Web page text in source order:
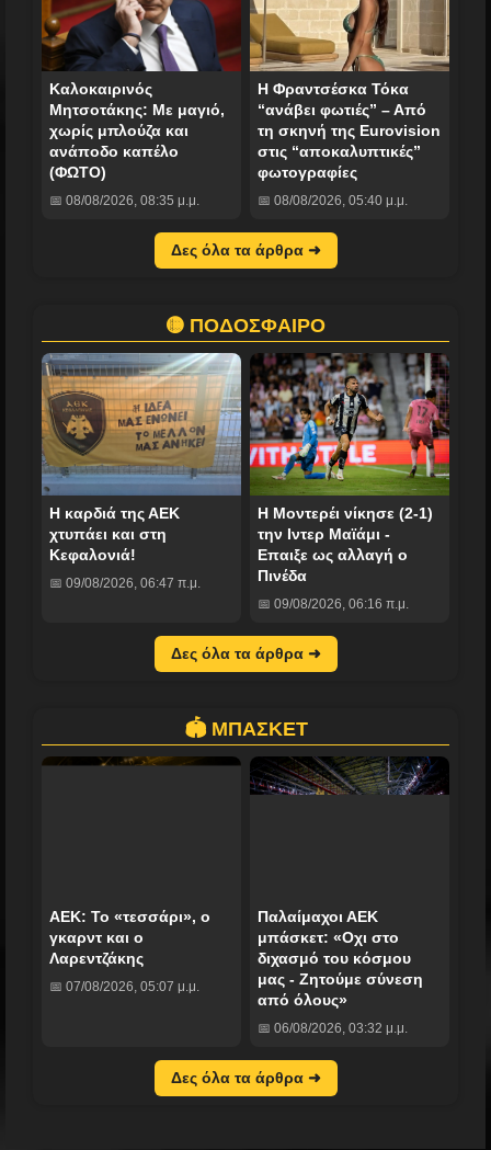
Καλοκαιρινός
Μητσοτάκης: Με μαγιό,
χωρίς μπλούζα και
ανάποδο καπέλο
(ΦΩΤΟ)
📅 08/08/2026, 08:35 μ.μ.
Η Φραντσέσκα Τόκα
“ανάβει φωτιές” – Από
τη σκηνή της Eurovision
στις “αποκαλυπτικές”
φωτογραφίες
📅 08/08/2026, 05:40 μ.μ.
Δες όλα τα άρθρα ➜
🟡 ΠΟΔΟΣΦΑΙΡΟ
Η καρδιά της ΑΕΚ
χτυπάει και στη
Κεφαλονιά!
📅 09/08/2026, 06:47 π.μ.
Η Μοντερέι νίκησε (2-1)
την Ιντερ Μαϊάμι -
Επαιξε ως αλλαγή ο
Πινέδα
📅 09/08/2026, 06:16 π.μ.
Δες όλα τα άρθρα ➜
🏟️ ΜΠΑΣΚΕΤ
ΑΕΚ: Το «τεσσάρι», ο
γκαρντ και ο
Λαρεντζάκης
📅 07/08/2026, 05:07 μ.μ.
Παλαίμαχοι ΑΕΚ
μπάσκετ: «Οχι στο
διχασμό του κόσμου
μας - Ζητούμε σύνεση
από όλους»
📅 06/08/2026, 03:32 μ.μ.
Δες όλα τα άρθρα ➜